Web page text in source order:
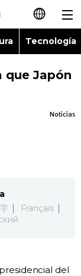
日本語
English
العربية
Русский
Tecnología
que Japón
Noticias
Français
del